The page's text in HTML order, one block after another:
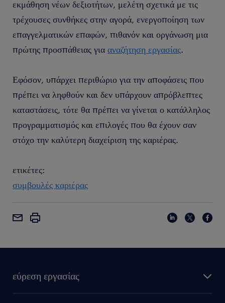
εκμάθηση νέων δεξιοτήτων, μελέτη σχετικά με τις
τρέχουσες συνθήκες στην αγορά, ενεργοποίηση των
επαγγελματικών επαφών, πιθανόν και οργάνωση μια
πρώτης προσπάθειας για αναζήτηση εργασίας.
Εφόσον, υπάρχει περιθώριο για την αποφάσεις που
πρέπει να ληφθούν και δεν υπάρχουν απρόβλεπτες
καταστάσεις, τότε θα πρέπει να γίνεται ο κατάλληλος
προγραμματισμός και επιλογές που θα έχουν σαν
στόχο την καλύτερη διαχείριση της καριέρας.
ετικέτες:
συμβουλές καριέρας
εύρεση εργασίας